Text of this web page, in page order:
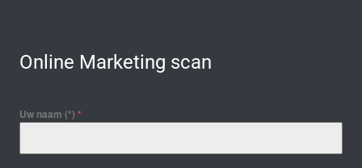
Online Marketing scan
Uw naam (*) *